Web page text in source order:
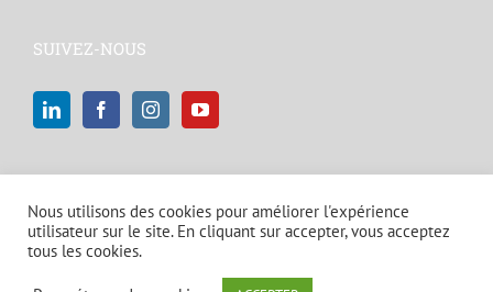
SUIVEZ-NOUS
Nous utilisons des cookies pour améliorer l'expérience
utilisateur sur le site. En cliquant sur accepter, vous acceptez
tous les cookies.